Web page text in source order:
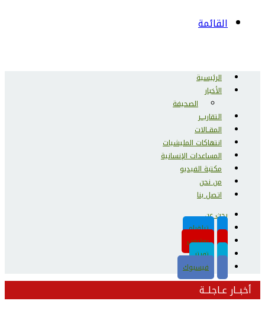
القائمة
الرئيسية
الأخبار
الصحيفة
التقاريـــر
المقــالات
انتهاكات المليشيات
المساعدات الإنسانية
مكتبة الفيديو
من نحن
اتـصل بنا
بحث عن
تيلقرام
يوتيوب
تويتر
فيسبوك
أخبــار عـاجلــة